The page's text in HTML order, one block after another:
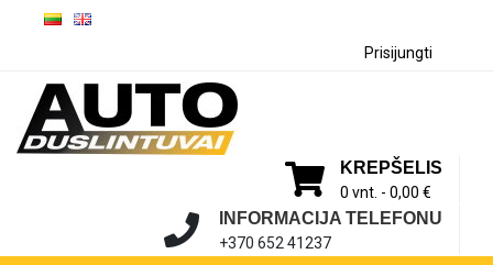
Prisijungti
KREPŠELIS
0 vnt. - 0,00 €
INFORMACIJA TELEFONU
+370 652 41237